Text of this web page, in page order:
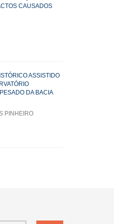
CAUSADOS
ASSISTIDO
DA BACIA
PINHEIRO